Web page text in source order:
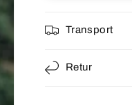
Transport
Retur